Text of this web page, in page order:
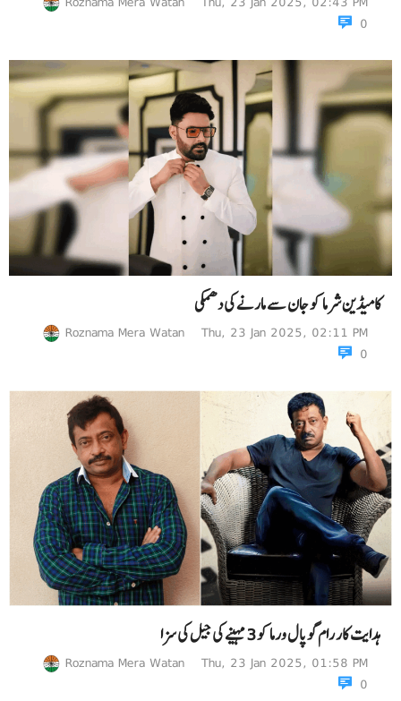
0
کامیڈین شرما کو جان سے مارنے کی دھمکی
Roznama Mera Watan
Thu, 23 Jan 2025, 02:11 PM
0
ہدایت کار رام گوپال ورما کو 3 مہینے کی جیل کی سزا
Roznama Mera Watan
Thu, 23 Jan 2025, 01:58 PM
0